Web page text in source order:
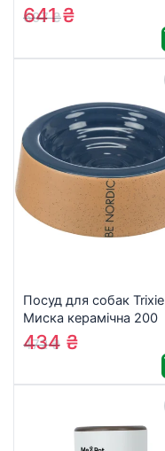
мисками 250 мл/13 см
(4011905246406)
697₴
641₴
Посуд для собак Trixie
Миска керамічна 200
мл/16 см (блакитна)
(4011905243009)
472₴
434 ₴